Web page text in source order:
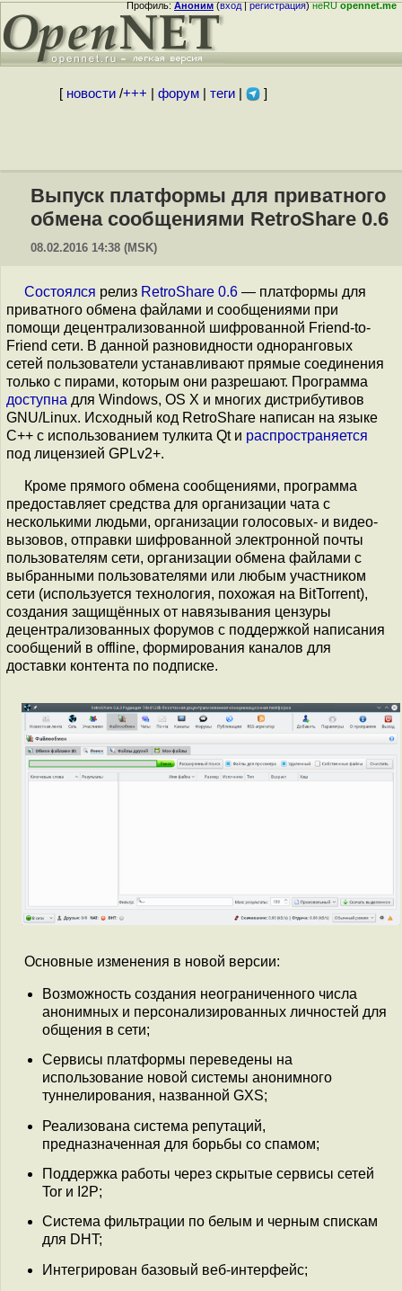
Профиль:Аноним(вход|регистрация)неRUopennet.me
[ новости/+++ форум| теги| ]
Выпуск платформы для приватного
обмена сообщениями RetroShare 0.6
08.02.2016 14:38 (MSK)
Состоялся релиз RetroShare 0.6 — платформы для
приватного обмена файлами и сообщениями при
помощи децентрализованной шифрованной Friend-to-
Friend сети. В данной разновидности одноранговых
сетей пользователи устанавливают прямые соединения
только с пирами, которым они разрешают. Программа
доступна для Windows, OS X и многих дистрибутивов
GNU/Linux. Исходный код RetroShare написан на языке
C++ с использованием тулкита Qt и распространяется
под лицензией GPLv2+.
Кроме прямого обмена сообщениями, программа
предоставляет средства для организации чата с
несколькими людьми, организации голосовых- и видео-
вызовов, отправки шифрованной электронной почты
пользователям сети, организации обмена файлами с
выбранными пользователями или любым участником
сети (используется технология, похожая на BitTorrent),
создания защищённых от навязывания цензуры
децентрализованных форумов с поддержкой написания
сообщений в offline, формирования каналов для
доставки контента по подписке.
Основные изменения в новой версии:
Возможность создания неограниченного числа
анонимных и персонализированных личностей для
общения в сети;
Сервисы платформы переведены на
использование новой системы анонимного
туннелирования, названной GXS;
Реализована система репутаций,
предназначенная для борьбы со спамом;
Поддержка работы через скрытые сервисы сетей
Tor и I2P;
Система фильтрации по белым и черным спискам
для DHT;
Интегрирован базовый веб-интерфейс;